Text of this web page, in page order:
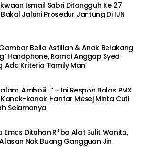
Ismail Sabri Ditangguh Ke 27
Jalani Prosedur Jantung Di IJN
Bella Astillah & Anak Belakang
Handphone, Ramai Anggap Syed
Ada Kriteria ‘Family Man’
Amboiii…” – Ini Respon Balas PMX
Kanak-kanak Hantar Mesej Minta Cuti
Selamanya
Emas Ditahan R*ba Alat Sulit Wanita,
Nak Buang Gangguan Jin